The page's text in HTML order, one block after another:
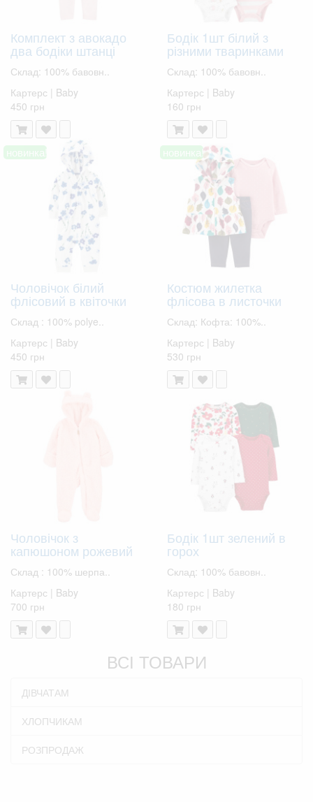
Комплект з авокадо
два бодіки штанці
Склад: 100% бавовн..
Картерс | Baby
450 грн
Бодік 1шт білий з
різними тваринками
Склад: 100% бавовн..
Картерс | Baby
160 грн
новинка!
Чоловічок білий
флісовий в квіточки
Склад : 100% polye..
Картерс | Baby
450 грн
новинка!
Костюм жилетка
флісова в листочки
Склад: Кофта: 100%..
Картерс | Baby
530 грн
Чоловічок з
капюшоном рожевий
Склад : 100% шерпа..
Картерс | Baby
700 грн
Бодік 1шт зелений в
горох
Склад: 100% бавовн..
Картерс | Baby
180 грн
ВСІ ТОВАРИ
ДІВЧАТАМ
ХЛОПЧИКАМ
РОЗПРОДАЖ